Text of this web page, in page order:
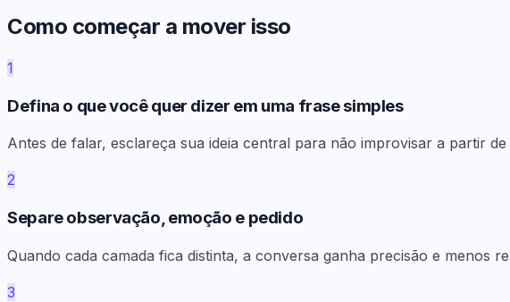
Como começar a mover isso
1
Defina o que você quer dizer em uma frase simples
Antes de falar, esclareça sua ideia central para não improvisar a partir
2
Separe observação, emoção e pedido
Quando cada camada fica distinta, a conversa ganha precisão e menos
3